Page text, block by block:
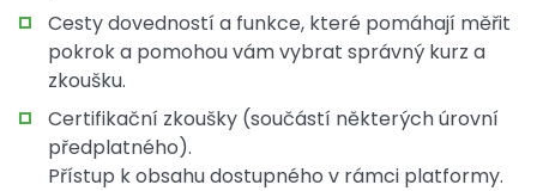
Cesty dovedností a funkce, které pomáhají měřit
pokrok a pomohou vám vybrat správný kurz a
zkoušku.
Certifikační zkoušky (součástí některých úrovní
předplatného).
Přístup k obsahu dostupného v rámci platformy.